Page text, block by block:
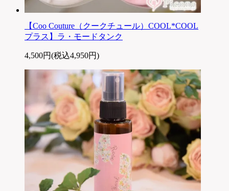
【Coo Couture（クークチュール）COOL*COOL
プラス】ラ・モードタンク
4,500円(税込4,950円)